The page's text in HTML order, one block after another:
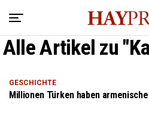
Alle Artikel zu
GESCHICHTE
Millionen Türken haben